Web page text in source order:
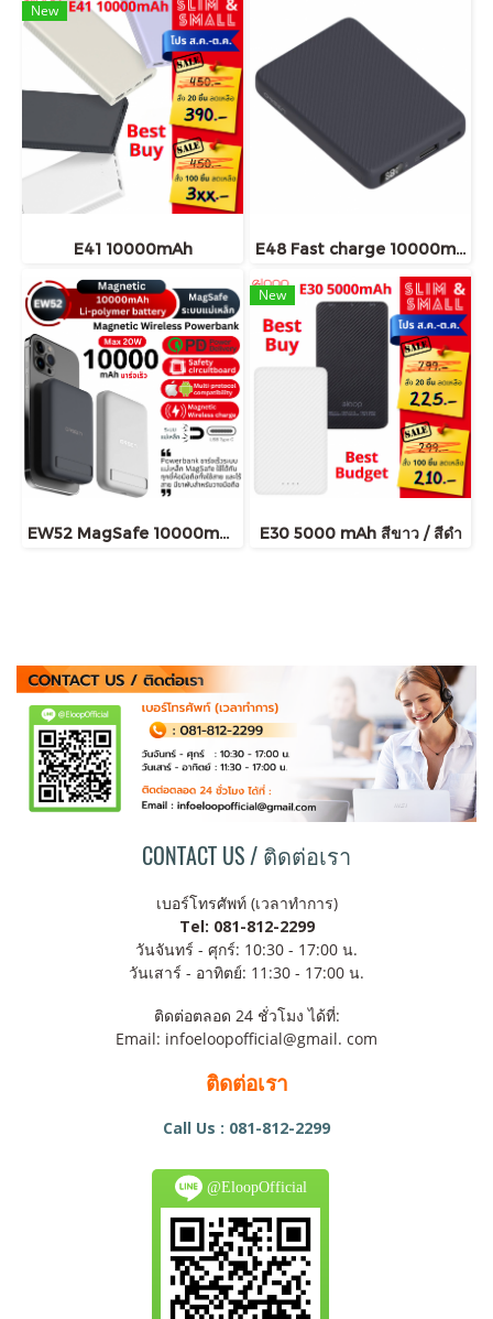
New
E41 10000mAh E48 Fast charge 10000mAh ราคาส่ง 20 ชิ้น +
EW52 MagSafe 10000mAh
New
E30 5000 mAh สีขาว / สีดำ
CONTACT US / ติดต่อเรา
เบอร์โทรศัพท์ (เวลาทำการ)
Tel: 081-812-2299
วันจันทร์ - ศุกร์: 10:30 - 17:00 น.
วันเสาร์ - อาทิตย์: 11:30 - 17:00 น.
ติดต่อตลอด 24 ชั่วโมง ได้ที่:
Email: infoeloopofficial@gmail. com
ติดต่อเรา
Call Us : 081-812-2299
@EloopOfficial